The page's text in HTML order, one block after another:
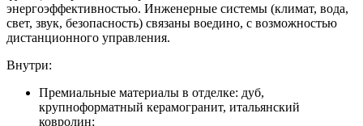
энергоэффективностью. Инженерные системы (климат, вода,
свет, звук, безопасность) связаны воедино, с возможностью
дистанционного управления.
Внутри:
Премиальные материалы в отделке: дуб,
крупноформатный керамогранит, итальянский
ковролин;